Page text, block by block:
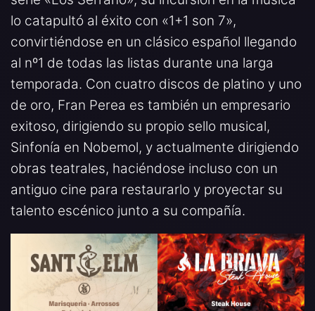
lo catapultó al éxito con «1+1 son 7»,
convirtiéndose en un clásico español llegando
al nº1 de todas las listas durante una larga
temporada. Con cuatro discos de platino y uno
de oro, Fran Perea es también un empresario
exitoso, dirigiendo su propio sello musical,
Sinfonía en Nobemol, y actualmente dirigiendo
obras teatrales, haciéndose incluso con un
antiguo cine para restaurarlo y proyectar su
talento escénico junto a su compañía.